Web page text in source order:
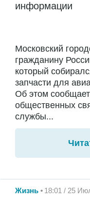
информации
Московский
гражданину
который
запчасти для
Об этом
общественных
службы...
Жизнь 18:01 / 25